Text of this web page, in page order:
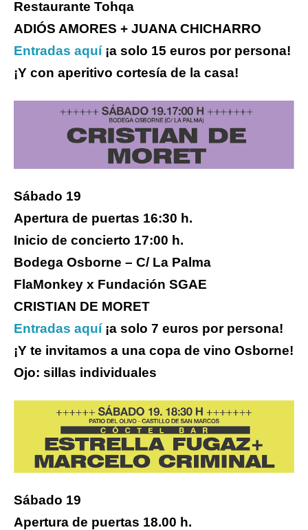
Restaurante Tohqa
ADIÓS AMORES + JUANA CHICHARRO
Entradas aquí¡a solo 15 euros por persona!
¡Y con aperitivo cortesía de la casa!
Sábado 19
Apertura de puertas 16:30 h.
Inicio de concierto 17:00 h.
Bodega Osborne – C/ La Palma
FlaMonkey x Fundación SGAE
CRISTIAN DE MORET
Entradas aquí¡a solo 7 euros por persona!
¡Y te invitamos a una copa de vino Osborne!
Ojo: sillas individuales
Sábado 19
Apertura de puertas 18.00 h.